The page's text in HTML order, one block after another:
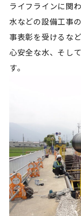
ライフラインに関
水などの設備工事
事表彰を受けるな
心安全な水、そし
す。